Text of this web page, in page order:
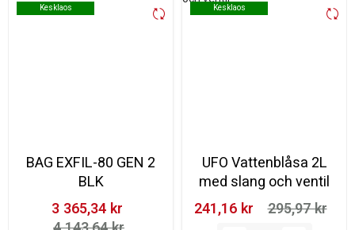
Kesklaos
Kesklaos
BAG EXFIL-80 GEN 2
BLK
3 365,34 kr‎
Kesklaos
Kesklaos
UFO Vattenblåsa 2L
med slang och ventil
241,16 kr‎
295,97 kr‎